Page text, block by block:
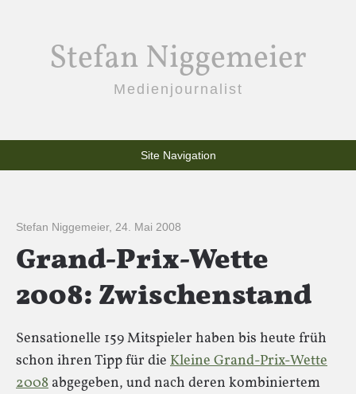
Stefan Niggemeier
Medienjournalist
Site Navigation
Stefan Niggemeier, 24. Mai 2008
Grand-Prix-Wette
2008: Zwischenstand
Sensationelle 159 Mitspieler haben bis heute früh
schon ihren Tipp für die Kleine Grand-Prix-Wette
2008 abgegeben, und nach deren kombiniertem